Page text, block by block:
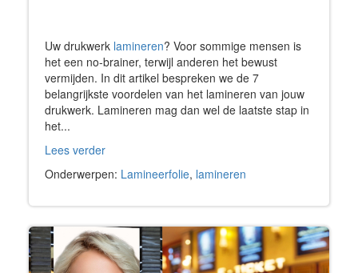
Uw drukwerk lamineren? Voor sommige mensen is
het een no-brainer, terwijl anderen het bewust
vermijden. In dit artikel bespreken we de 7
belangrijkste voordelen van het lamineren van jouw
drukwerk. Lamineren mag dan wel de laatste stap in
het...
Lees verder
Onderwerpen: Lamineerfolie, lamineren